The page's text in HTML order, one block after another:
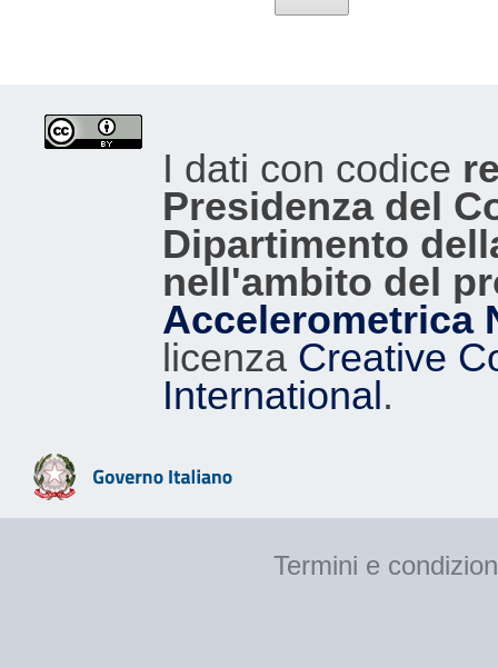
I dati con codice
Presidenza del
Dipartimento
nell'ambito del
Accelerometrica
licenza Creative
International.
Termini e